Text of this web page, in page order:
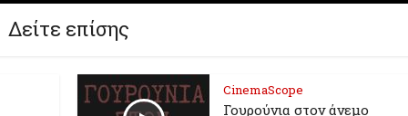
Δείτε επίσης
CinemaScope
Γουρούνια στον άνεμο